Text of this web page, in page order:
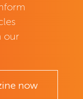
our
now